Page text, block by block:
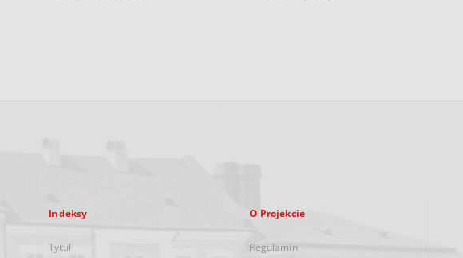
Indeksy
Tytuł
O Projekcie
Regulamin